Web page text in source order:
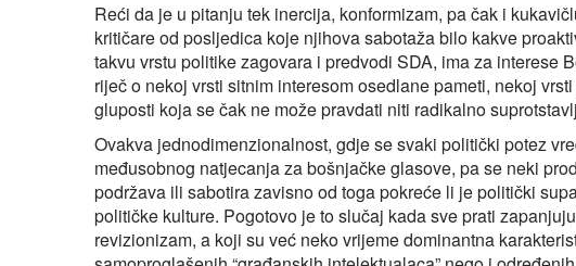
Reći da je u pitanju tek inercija, konformizam, pa čak i
kritičare od posljedica koje njihova sabotaža bilo kakve
takvu vrstu politike zagovara i predvodi SDA, ima za interese
riječ o nekoj vrsti sitnim interesom osedlane pameti, nekoj
gluposti koja se čak ne može pravdati niti radikalno
Ovakva jednodimenzionalnost, gdje se svaki politički potez
međusobnog natjecanja za bošnjačke glasove, pa se neki
podržava ili sabotira zavisno od toga pokreće li je politički
političke kulture. Pogotovo je to slučaj kada sve prati
revizionizam, a koji su već neko vrijeme dominantna